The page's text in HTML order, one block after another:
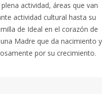
actividad, áreas que van
actividad cultural hasta su
de Ideal en el corazón de
Madre que da nacimiento y
por su crecimiento.